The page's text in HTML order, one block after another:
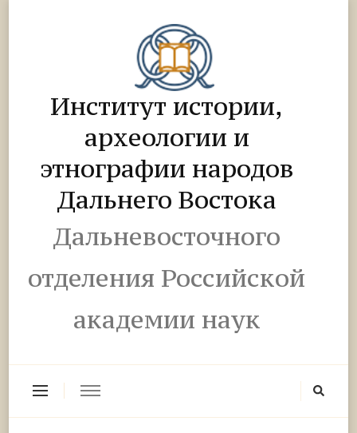
Институт истории,
археологии и
этнографии народов
Дальнего Востока
Дальневосточного
отделения Российской
академии наук